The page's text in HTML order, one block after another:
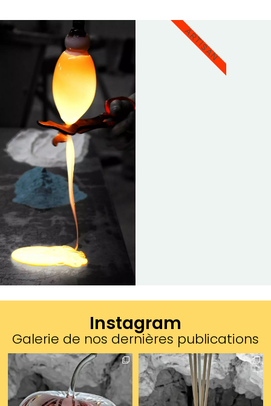
ARTISAN
Instagram
Galerie de nos dernières publications